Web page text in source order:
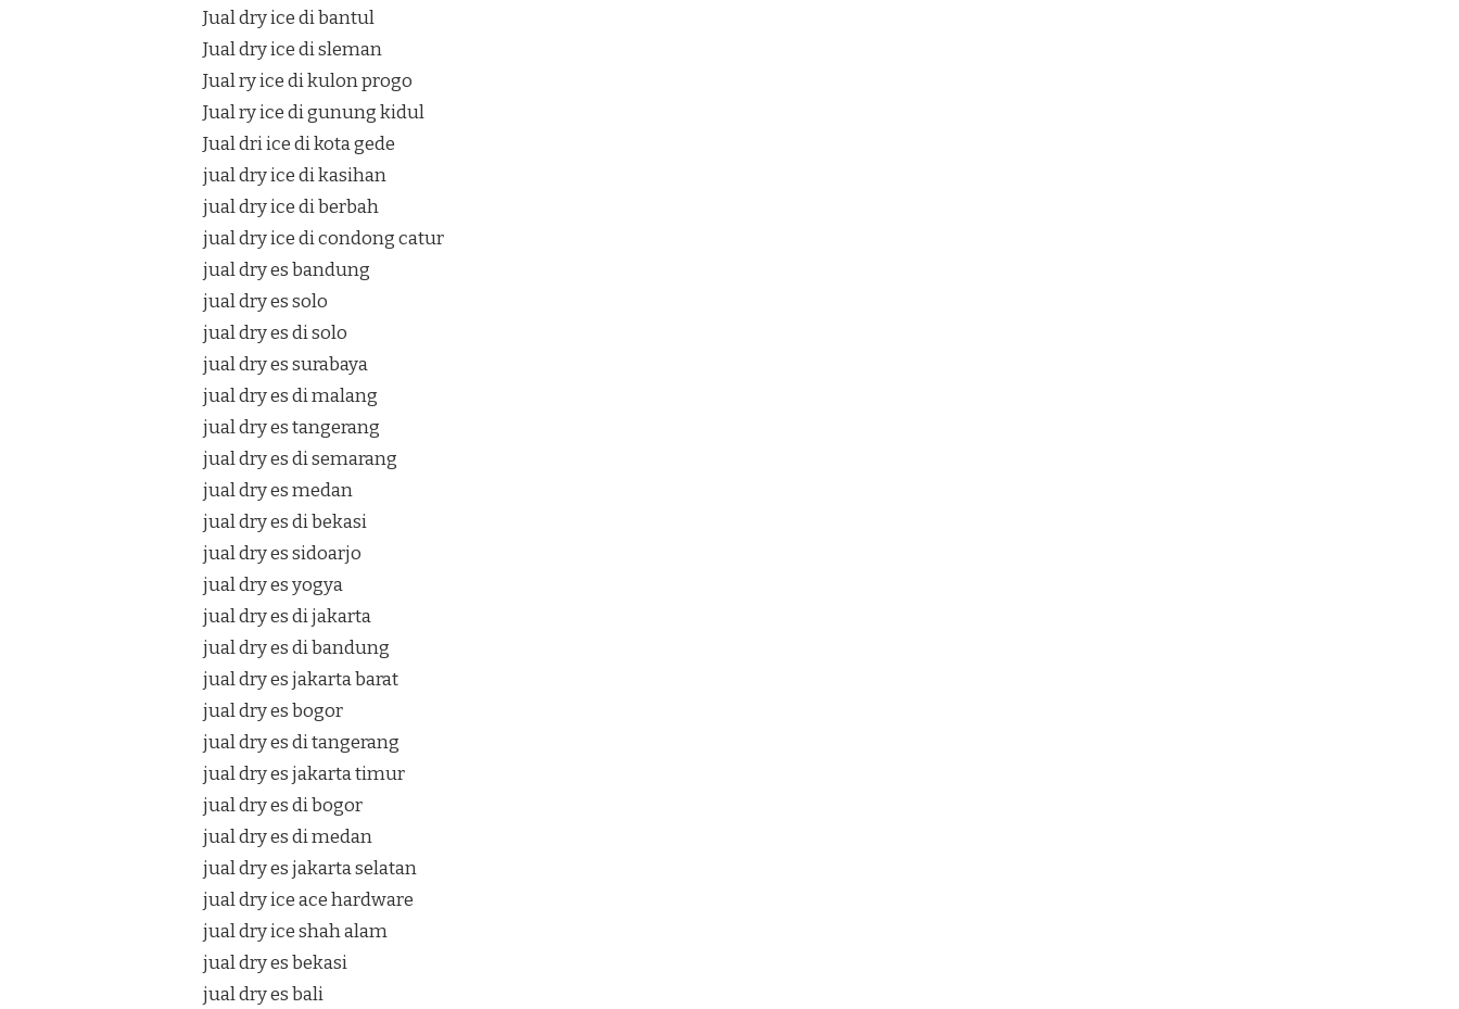
Jual dry ice di bantul
Jual dry ice di sleman
Jual ry ice di kulon progo
Jual ry ice di gunung kidul
Jual dri ice di kota gede
jual dry ice di kasihan
jual dry ice di berbah
jual dry ice di condong catur
jual dry es bandung
jual dry es solo
jual dry es di solo
jual dry es surabaya
jual dry es di malang
jual dry es tangerang
jual dry es di semarang
jual dry es medan
jual dry es di bekasi
jual dry es sidoarjo
jual dry es yogya
jual dry es di jakarta
jual dry es di bandung
jual dry es jakarta barat
jual dry es bogor
jual dry es di tangerang
jual dry es jakarta timur
jual dry es di bogor
jual dry es di medan
jual dry es jakarta selatan
jual dry ice ace hardware
jual dry ice shah alam
jual dry es bekasi
jual dry es bali